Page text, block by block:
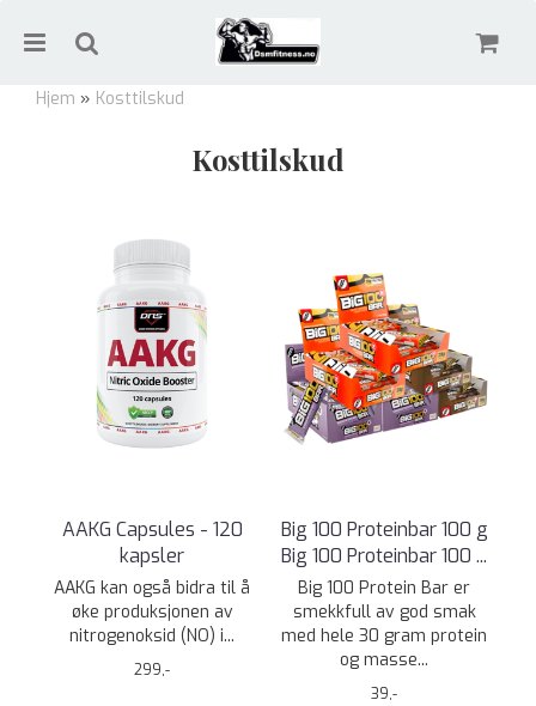
Hjem » Kosttilskud
Kosttilskud
AAKG Capsules - 120
kapsler
AAKG kan også bidra til å
øke produksjonen av
nitrogenoksid (NO) i...
299,-
Big 100 Proteinbar 100 g
Big 100 Proteinbar 100 ...
Big 100 Protein Bar er
smekkfull av god smak
med hele 30 gram protein
og masse...
39,-